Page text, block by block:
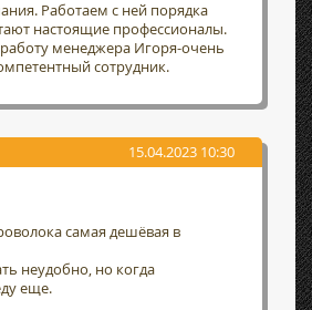
Работаем с ней порядка
настоящие профессионалы.
менеджера Игоря-очень
сотрудник.
15.04.2023 10:30
самая дешёвая в
неудобно, но когда
еще.